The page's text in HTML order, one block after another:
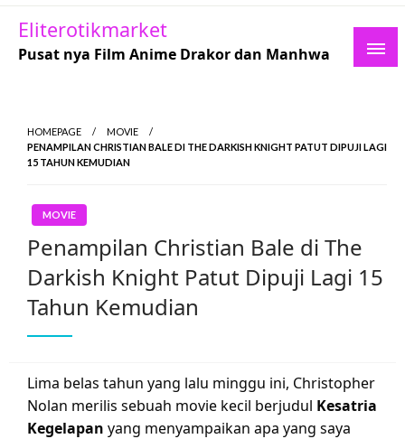
Skip
content
Eliterotikmarket
Pusat nya Film Anime Drakor dan Manhwa
HOMEPAGE
MOVIE
PENAMPILAN CHRISTIAN BALE DI THE DARKISH KNIGHT PATUT DIPUJI LAGI
15 TAHUN KEMUDIAN
MOVIE
Penampilan Christian Bale di The
Darkish Knight Patut Dipuji Lagi 15
Tahun Kemudian
Lima belas tahun yang lalu minggu ini, Christopher
Nolan merilis sebuah movie kecil berjudul Kesatria
Kegelapan yang menyampaikan apa yang saya